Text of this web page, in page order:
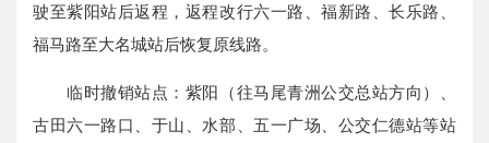
驶至紫阳站后返程，返程改行六一路、福新路、长乐路、
福马路至大名城站后恢复原线路。
临时撤销站点：紫阳（往马尾青洲公交总站方向）、
古田六一路口、于山、水部、五一广场、公交仁德站等站